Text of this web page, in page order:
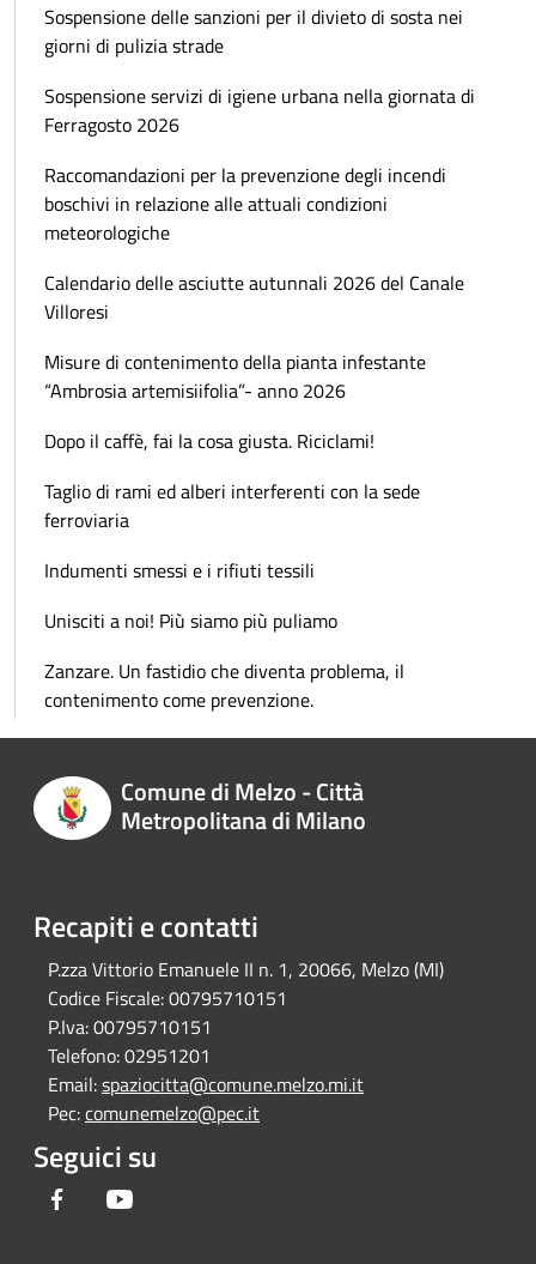
Sospensione delle sanzioni per il divieto di sosta nei
giorni di pulizia strade
Sospensione servizi di igiene urbana nella giornata di
Ferragosto 2026
Raccomandazioni per la prevenzione degli incendi
boschivi in relazione alle attuali condizioni
meteorologiche
Calendario delle asciutte autunnali 2026 del Canale
Villoresi
Misure di contenimento della pianta infestante
“Ambrosia artemisiifolia”- anno 2026
Dopo il caffè, fai la cosa giusta. Riciclami!
Taglio di rami ed alberi interferenti con la sede
ferroviaria
Indumenti smessi e i rifiuti tessili
Unisciti a noi! Più siamo più puliamo
Zanzare. Un fastidio che diventa problema, il
contenimento come prevenzione.
Comune di Melzo - Città
Metropolitana di Milano
Recapiti e contatti
P.zza Vittorio Emanuele II n. 1, 20066, Melzo (MI)
Codice Fiscale:00795710151
P.Iva:00795710151
Telefono:02951201
Email:spaziocitta@comune.melzo.mi.it
Pec:comunemelzo@pec.it
Seguici su
Facebook